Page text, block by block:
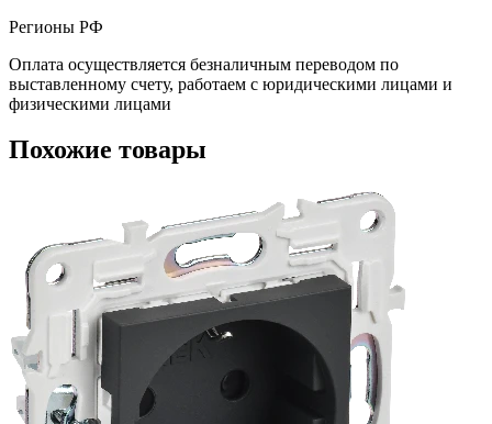
Регионы РФ
Оплата осуществляется безналичным переводом по
выставленному счету, работаем с юридическими лицами и
физическими лицами
Похожие товары